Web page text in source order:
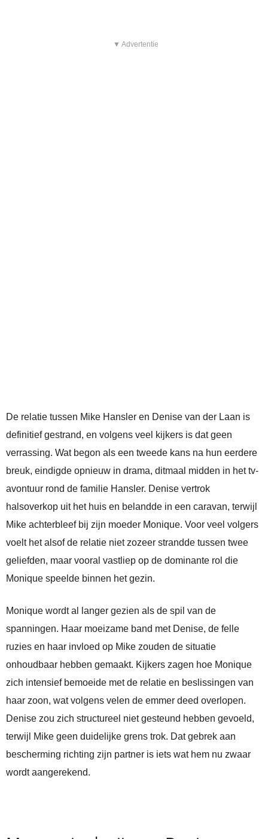
▼ Advertentie
De relatie tussen Mike Hansler en Denise van der Laan is
definitief gestrand, en volgens veel kijkers is dat geen
verrassing. Wat begon als een tweede kans na hun eerdere
breuk, eindigde opnieuw in drama, ditmaal midden in het tv-
avontuur rond de familie Hansler. Denise vertrok
halsoverkop uit het huis en belandde in een caravan, terwijl
Mike achterbleef bij zijn moeder Monique. Voor veel volgers
voelt het alsof de relatie niet zozeer strandde tussen twee
geliefden, maar vooral vastliep op de dominante rol die
Monique speelde binnen het gezin.
Monique wordt al langer gezien als de spil van de
spanningen. Haar moeizame band met Denise, de felle
ruzies en haar invloed op Mike zouden de situatie
onhoudbaar hebben gemaakt. Kijkers zagen hoe Monique
zich intensief bemoeide met de relatie en beslissingen van
haar zoon, wat volgens velen de emmer deed overlopen.
Denise zou zich structureel niet gesteund hebben gevoeld,
terwijl Mike geen duidelijke grens trok. Dat gebrek aan
bescherming richting zijn partner is iets wat hem nu zwaar
wordt aangerekend.